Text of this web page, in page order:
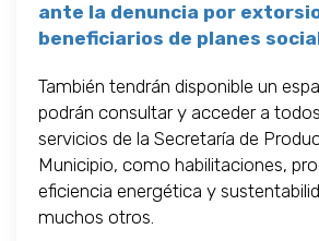
ante la denuncia por
beneficiarios de planes
También tendrán disponible un
podrán consultar y acceder a
servicios de la Secretaría de
Municipio, como habilitaciones,
eficiencia energética y
muchos otros.